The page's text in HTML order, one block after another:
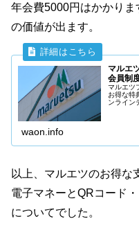
年会費5000円はかかり
の価値が出ます。
マルエ
会員制
マルエツ
お得な特
ンライン
waon.info
以上、マルエツのお得な
電子マネーとQRコード
についてでした。